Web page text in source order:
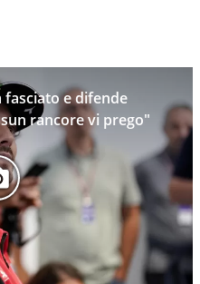
fasciato e difende
rancore vi prego"